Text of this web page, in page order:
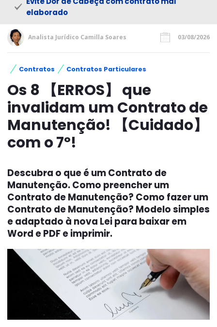
elaborado
Analista Jurídico Camilla Soares 03/08/2026
Contratos Contratos Particulares
Os 8 【ERROS】 que
invalidam um Contrato de
Manutenção! 【Cuidado】
com o 7º!
Descubra o que é um Contrato de
Manutenção. Como preencher um
Contrato de Manutenção? Como fazer um
Contrato de Manutenção? Modelo simples
e adaptado à nova Lei para baixar em
Word e PDF e imprimir.